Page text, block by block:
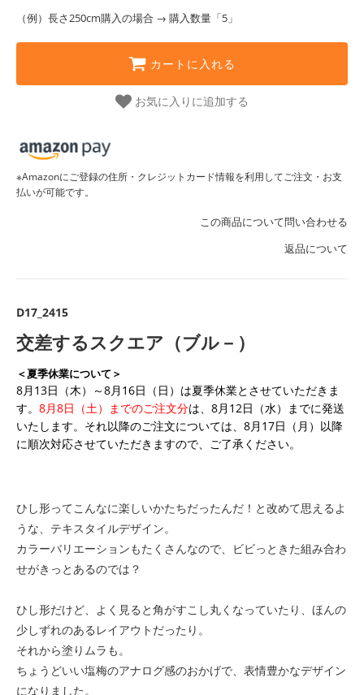
（例）長さ250cm購入の場合 → 購入数量「5」
カートに入れる
お気に入りに追加する
※Amazonにご登録の住所・クレジットカード情報を利用してご注文・お支
払いが可能です。
この商品について問い合わせる
返品について
D17_2415
交差するスクエア（ブル－）
＜夏季休業について＞
8月13日（木）～8月16日（日）は夏季休業とさせていただきま
す。 8月8日（土）までのご注文分は、8月12日（水）までに発送
いたします。それ以降のご注文については、8月17日（月）以降
に順次対応させていただきますので、ご了承ください。
ひし形ってこんなに楽しいかたちだったんだ！と改めて思えるよ
うな、テキスタイルデザイン。
カラーバリエーションもたくさんなので、ビビっときた組み合わ
せがきっとあるのでは？
ひし形だけど、よく見ると角がすこし丸くなっていたり、ほんの
少しずれのあるレイアウトだったり。
それから塗りムラも。
ちょうどいい塩梅のアナログ感のおかげで、表情豊かなデザイン
になりました。